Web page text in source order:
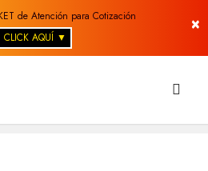
×
de Atención para Cotización
AQUÍ ▼